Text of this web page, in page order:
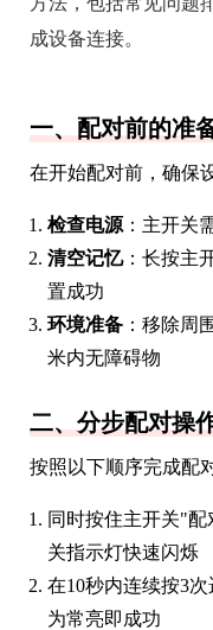
成设备连接。
一、配对前的准
在开始配对前，确保
检查电源 ：主开关
清空记忆：长按主
置成功
环境准备 ：移除周
米内无障碍物
二、分步配对操
按照以下顺序完成配
同时按住主开关"
关指示灯快速闪烁
在10秒内连续按3
为常亮即成功